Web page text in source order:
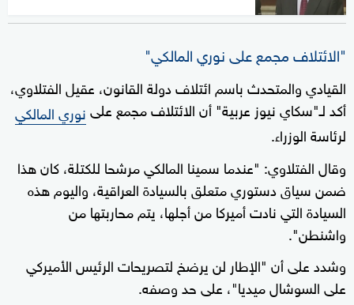
"الائتلاف مجمع على نوري المالكي"
القيادي والمتحدث باسم ائتلاف دولة القانون، عقيل الفتلاوي،
أكد لـ"سكاي نيوز عربية" أن الائتلاف مجمع علىنوري المالكي
لرئاسة الوزراء.
وقال الفتلاوي: "عندما سمينا المالكي مرشحا للكتلة، كان هذا
ضمن سياق دستوري متعلق بالسيادة العراقية، واليوم هذه
السيادة التي نادت أميركا من أجلها، يتم محاربتها من
واشنطن".
وشدد على أن "الإطار لن يرضخ لتصريحات الرئيس الأميركي
على السوشال ميديا"، على حد وصفه.